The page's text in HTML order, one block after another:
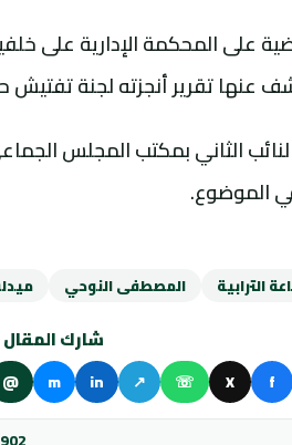
على المحكمة الإدارية على
كشف عنها تقرير أنجزته لجنة
الثاني بمكتب المجلس
الموضوع.
الترابية المصطفى النوحي
شارك المقال
f
X
☏
↗
in
m
@